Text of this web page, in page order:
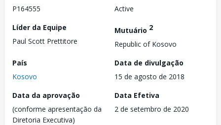
P164555
Active
Líder da Equipe
Paul Scott Prettitore
Mutuário 2
Republic of Kosovo
País
Kosovo
Data de divulgação
15 de agosto de 2018
Data da aprovação
(conforme apresentação da
Diretoria Executiva)
Data Efetiva
2 de setembro de 2020